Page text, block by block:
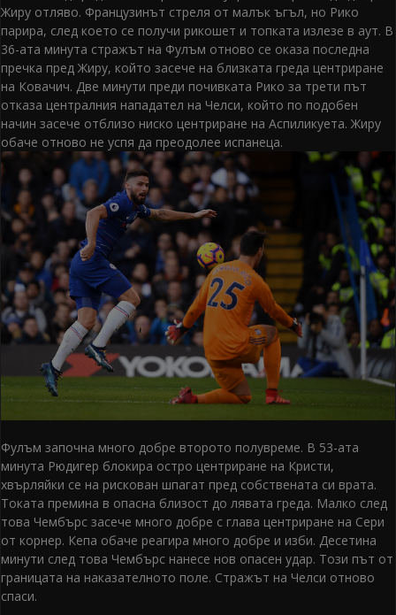
Жиру отляво. Французинът стреля от малък ъгъл, но Рико
парира, след което се получи рикошет и топката излезе в аут. В
36-ата минута стражът на Фулъм отново се оказа последна
пречка пред Жиру, който засече на близката греда центриране
на Ковачич. Две минути преди почивката Рико за трети път
отказа централния нападател на Челси, който по подобен
начин засече отблизо ниско центриране на Аспиликуета. Жиру
обаче отново не успя да преодолее испанеца.
Фулъм започна много добре второто полувреме. В 53-ата
минута Рюдигер блокира остро центриране на Кристи,
хвърляйки се на рискован шпагат пред собствената си врата.
Токата премина в опасна близост до лявата греда. Малко след
това Чембърс засече много добре с глава центриране на Сери
от корнер. Кепа обаче реагира много добре и изби. Десетина
минути след това Чембърс нанесе нов опасен удар. Този път от
границата на наказателното поле. Стражът на Челси отново
спаси.